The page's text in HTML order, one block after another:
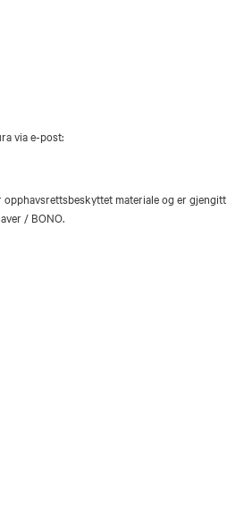
via e-post:
opphavsrettsbeskyttet materiale og er gjengitt
/ BONO.